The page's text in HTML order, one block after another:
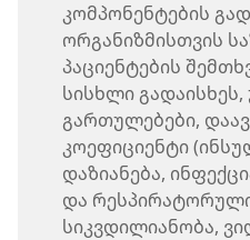
კომპონენტების
ორგანიზმისთვის
პაციენტების
სისხლი
გართულებები,
კოეფიციენტი
დაზიანება,
და
სიკვდილიანობა,